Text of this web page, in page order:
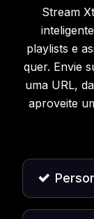
Stream
playlists e
quer. Envie
uma URL,
aproveite